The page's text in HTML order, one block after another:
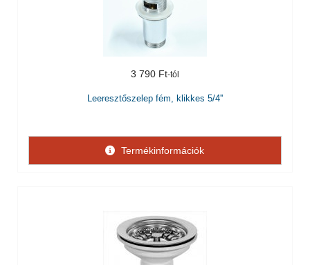
3 790 Ft
Leeresztőszelep fém, klikkes 5/4''
Termékinformációk